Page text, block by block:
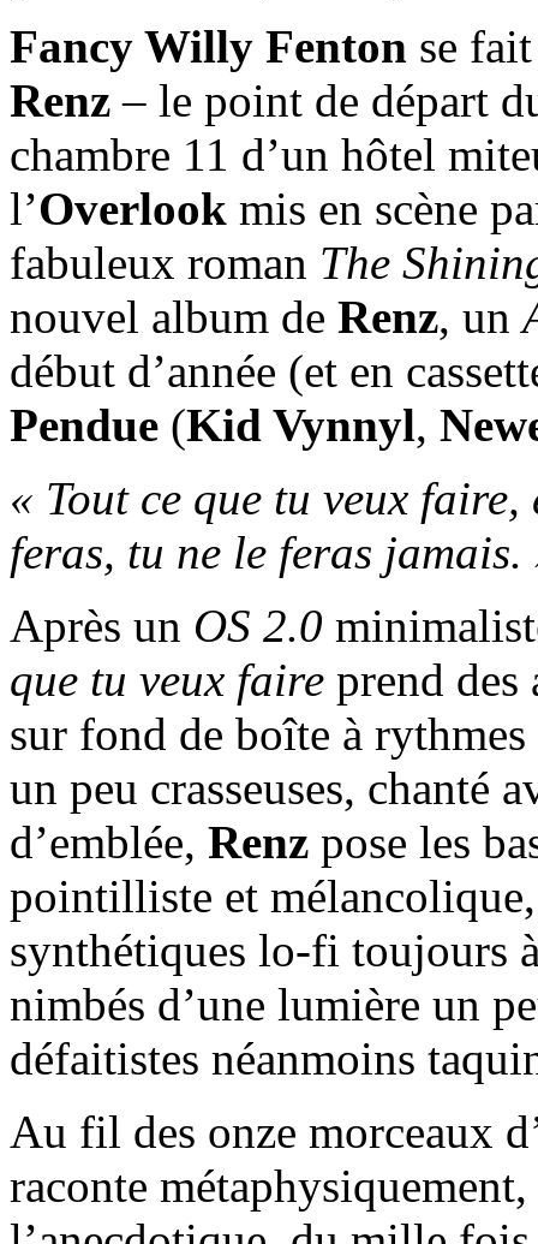
Fancy Willy Fenton se
Renz – le point de départ
chambre 11 d’un hôtel
l’Overlook mis en scène
fabuleux roman The
nouvel album de Renz, un
début d’année (et en
Pendue (Kid Vynnyl,
« Tout ce que tu veux
feras, tu ne le feras jamais.
Après un OS 2.0
que tu veux faire prend des
sur fond de boîte à
un peu crasseuses, chanté
d’emblée, Renz pose les
pointilliste et
synthétiques lo-fi toujours
nimbés d’une lumière un
défaitistes néanmoins
Au fil des onze morceaux
raconte